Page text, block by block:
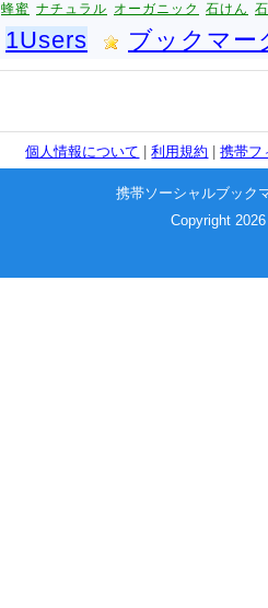
蜂蜜 ナチュラル オーガニック 石けん
1Users ブックマー
個人情報について |利用規約 |携帯フ
携帯ソーシャルブック
Copyright